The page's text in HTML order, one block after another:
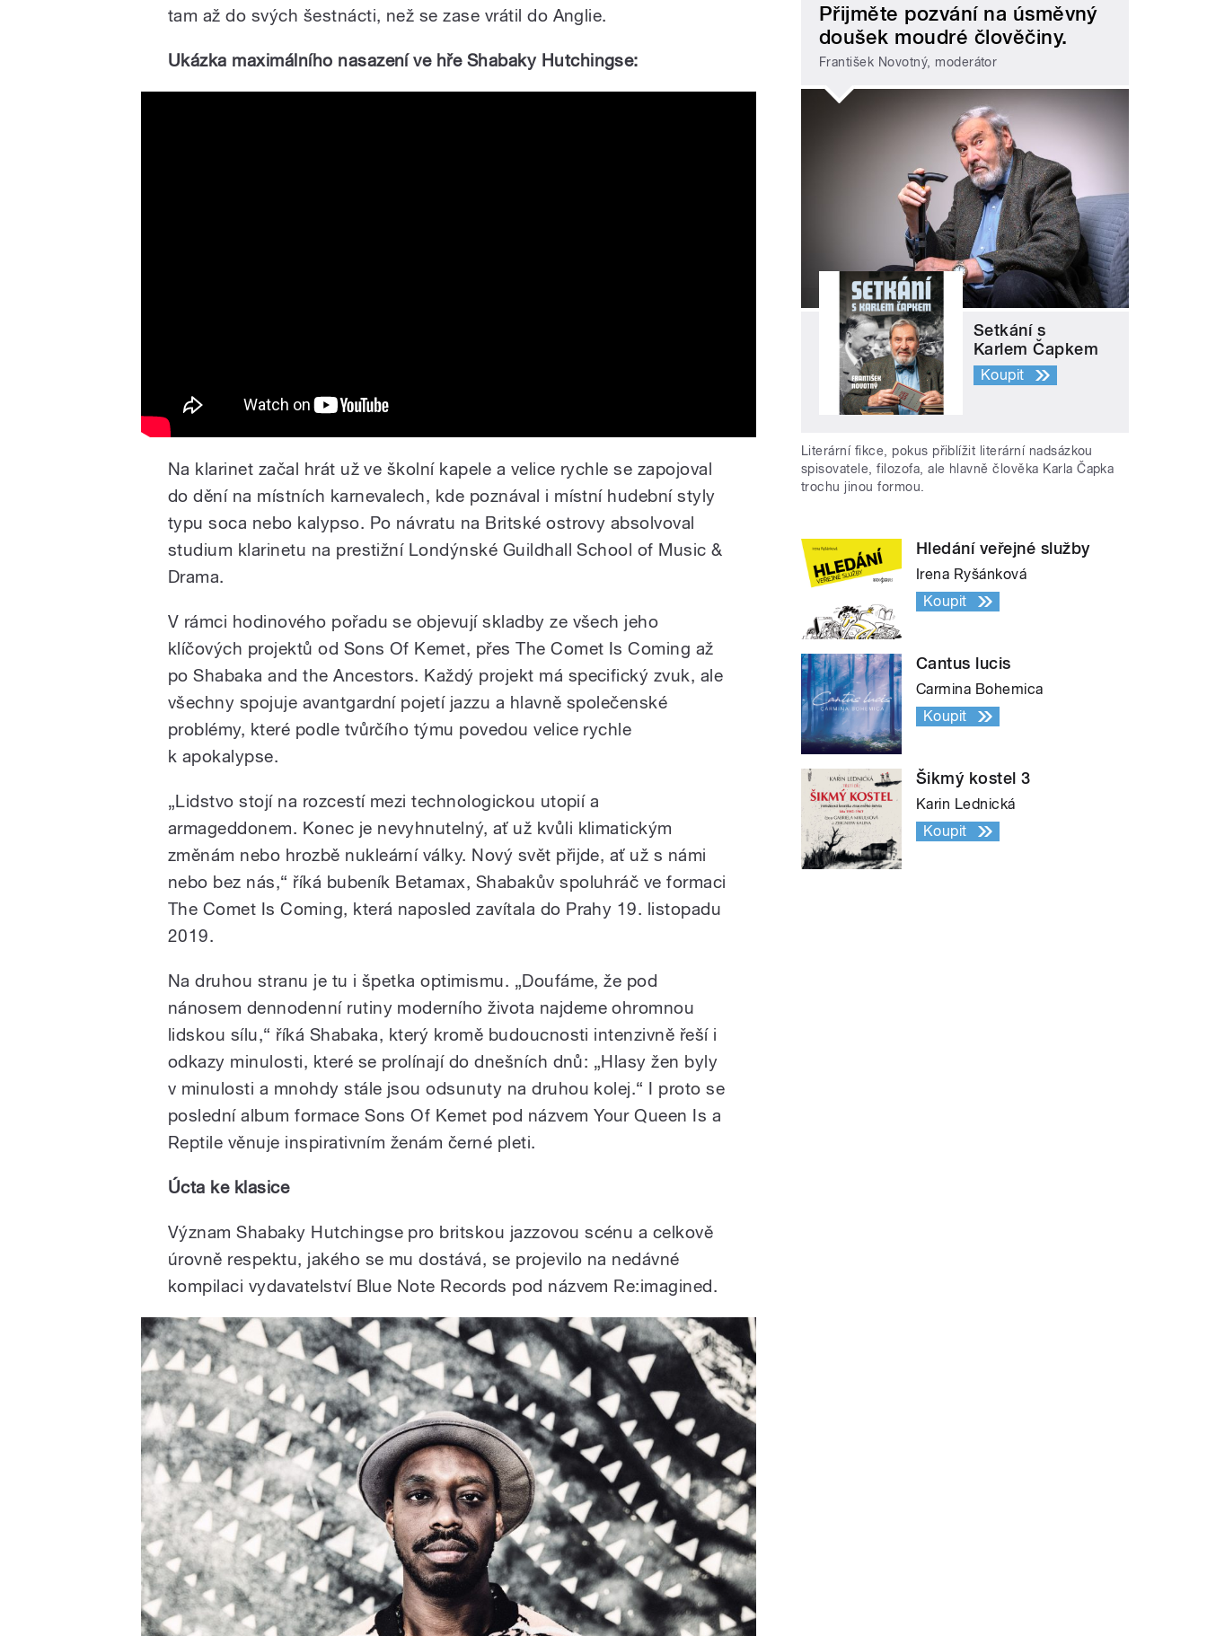
tam až do svých šestnácti, než se zase vrátil do Anglie.
Ukázka maximálního nasazení ve hře Shabaky Hutchingse:
Na klarinet začal hrát už ve školní kapele a velice rychle se zapojoval
do dění na místních karnevalech, kde poznával i místní hudební styly
typu soca nebo kalypso. Po návratu na Britské ostrovy absolvoval
studium klarinetu na prestižní Londýnské Guildhall School of Music &
Drama.
V rámci hodinového pořadu se objevují skladby ze všech jeho
klíčových projektů od Sons Of Kemet, přes The Comet Is Coming až
po Shabaka and the Ancestors. Každý projekt má specifický zvuk, ale
všechny spojuje avantgardní pojetí jazzu a hlavně společenské
problémy, které podle tvůrčího týmu povedou velice rychle
k apokalypse.
„Lidstvo stojí na rozcestí mezi technologickou utopií a
armageddonem. Konec je nevyhnutelný, ať už kvůli klimatickým
změnám nebo hrozbě nukleární války. Nový svět přijde, ať už s námi
nebo bez nás,“ říká bubeník Betamax, Shabakův spoluhráč ve formaci
The Comet Is Coming, která naposled zavítala do Prahy 19. listopadu
2019.
Na druhou stranu je tu i špetka optimismu. „Doufáme, že pod
nánosem dennodenní rutiny moderního života najdeme ohromnou
lidskou sílu,“ říká Shabaka, který kromě budoucnosti intenzivně řeší i
odkazy minulosti, které se prolínají do dnešních dnů: „Hlasy žen byly
v minulosti a mnohdy stále jsou odsunuty na druhou kolej.“ I proto se
poslední album formace Sons Of Kemet pod názvem Your Queen Is a
Reptile věnuje inspirativním ženám černé pleti.
Úcta ke klasice
Význam Shabaky Hutchingse pro britskou jazzovou scénu a celkově
úrovně respektu, jakého se mu dostává, se projevilo na nedávné
kompilaci vydavatelství Blue Note Records pod názvem Re:imagined.
Přijměte pozvání na úsměvný
doušek moudré člověčiny.
František Novotný, moderátor
Setkání s
Karlem Čapkem
Koupit
Literární fikce, pokus přiblížit literární nadsázkou
spisovatele, filozofa, ale hlavně člověka Karla Čapka
trochu jinou formou.
Hledání veřejné služby
Irena Ryšánková
Koupit
Cantus lucis
Carmina Bohemica
Koupit
Šikmý kostel 3
Karin Lednická
Koupit